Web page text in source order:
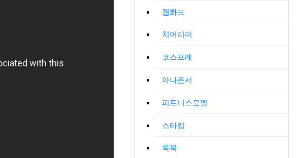
웹화보
치어리더
코스프레
아나운서
피트니스모델
스타킹
룩북